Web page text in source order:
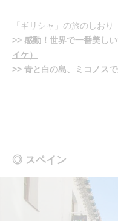
「ギリシャ」の旅のしおり
>> 感動！世界で一番美し
イケ）
>> 青と白の島、ミコノス
◎ スペイン